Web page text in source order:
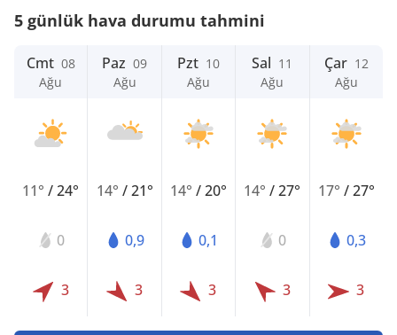
5 günlük hava durumu tahmini
Cmt 08
Ağu
11°/24°
0
3
Paz 09
Ağu
14° /21°
0,9
3
Pzt 10
Ağu
14° /20°
0,1
3
Sal 11
Ağu
14°/27°
0
3
Çar 12
Ağu
17° /27°
0,3
3